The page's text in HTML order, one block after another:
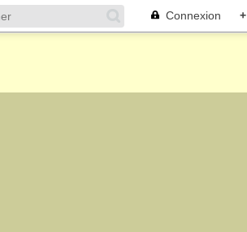
Connexion +